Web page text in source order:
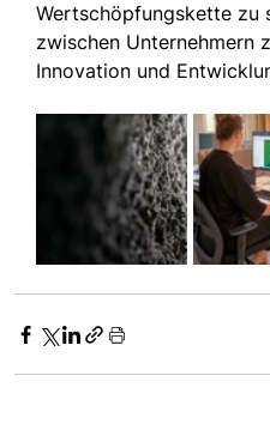
Wertschöpfungskette zu
zwischen Unternehmern
Innovation und